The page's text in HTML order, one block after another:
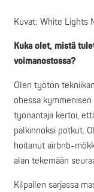
Kuvat: White Lights
Kuka olet, mistä
voimanostossa?
Olen työtön
ohessa
työnantaja kertoi,
palkinnoksi potkut.
hoitanut airbnb-
alan tekemään
Kilpailen sarjassa